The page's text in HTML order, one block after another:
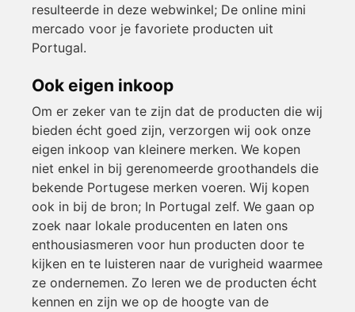
resulteerde in deze webwinkel; De online mini
mercado voor je favoriete producten uit
Portugal.
Ook eigen inkoop
Om er zeker van te zijn dat de producten die wij
bieden écht goed zijn, verzorgen wij ook onze
eigen inkoop van kleinere merken. We kopen
niet enkel in bij gerenomeerde groothandels die
bekende Portugese merken voeren. Wij kopen
ook in bij de bron; In Portugal zelf. We gaan op
zoek naar lokale producenten en laten ons
enthousiasmeren voor hun producten door te
kijken en te luisteren naar de vurigheid waarmee
ze ondernemen. Zo leren we de producten écht
kennen en zijn we op de hoogte van de